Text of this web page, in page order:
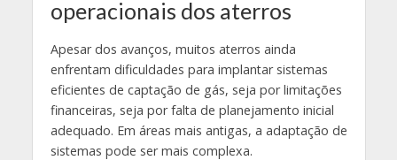
operacionais dos aterros
Apesar dos avanços, muitos aterros ainda
enfrentam dificuldades para implantar sistemas
eficientes de captação de gás, seja por limitações
financeiras, seja por falta de planejamento inicial
adequado. Em áreas mais antigas, a adaptação de
sistemas pode ser mais complexa.